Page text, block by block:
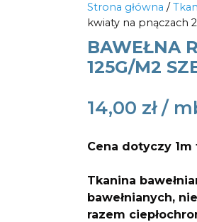
Strona główna /
kwiaty na pnączach
BAWEŁNA
125G/M2
14,00 zł
Cena dotyczy 1m
Tkanina
bawełnianych,
razem